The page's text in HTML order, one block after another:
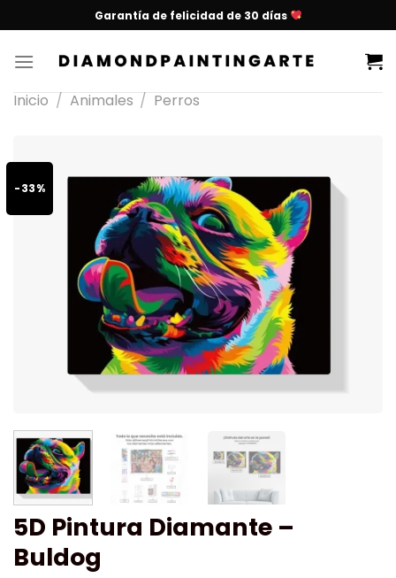
Garantía de felicidad de 30 días
Inicio / Animales / Perros
-33%
5D Pintura Diamante –
Buldog